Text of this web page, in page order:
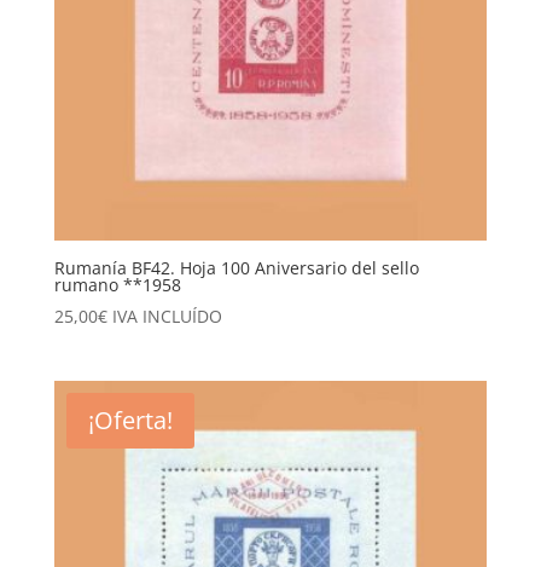
Rumanía BF42. Hoja 100 Aniversario del sello
rumano **1958
25,00€ IVA INCLUÍDO
¡Oferta!